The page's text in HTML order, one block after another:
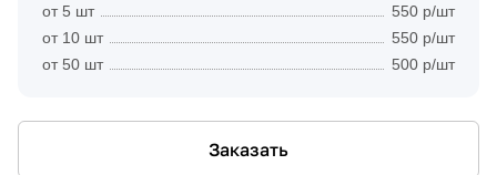
от 5 шт
550 р/шт
от 10 шт
550 р/шт
от 50 шт
500 р/шт
Заказать